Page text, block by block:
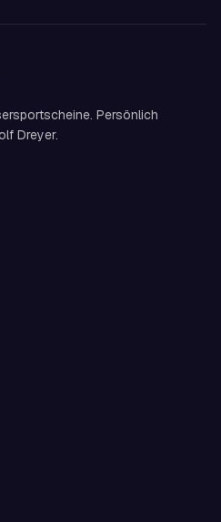
Persönlich
Dreyer.